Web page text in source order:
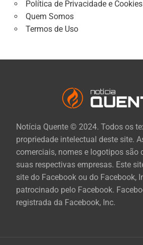
Política de Privacidade e Cookies
Quem Somos
Termos de Uso
Notícia Quente © 2024. Todos os
propriedade intelectual deste site.
comerciais, nomes e logotipos são
suas respectivas empresas. Este
site do Facebook ou do Facebook,
patrocinado pelo Facebook.
registrada da Facebook, Inc.